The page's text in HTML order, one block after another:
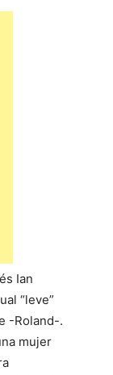
Ian
“leve”
-Roland-.
mujer